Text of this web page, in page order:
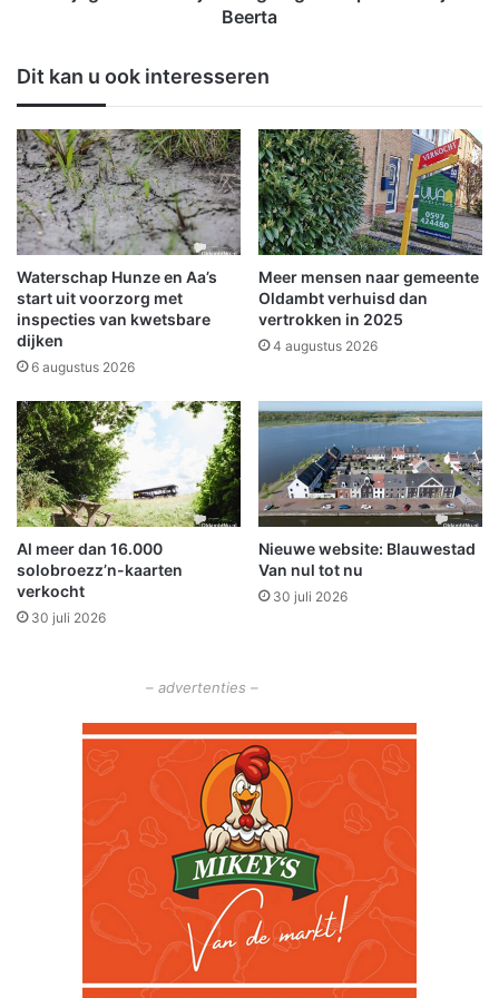
o
r
t
s
p
o
o
r
b
r
u
g
i
W
e
e
n
e
r
i
j
e
r
n
s
t
i
g
o
n
g
e
u
k
o
p
d
e
A
7
b
i
Beerta
Dit kan u ook interesseren
Waterschap Hunze en Aa’s
start uit voorzorg met
inspecties van kwetsbare
dijken
6 augustus 2026
Meer mensen naar gemeente
Oldambt verhuisd dan
vertrokken in 2025
4 augustus 2026
Al meer dan 16.000
solobroezz’n-kaarten
verkocht
30 juli 2026
Nieuwe website: Blauwestad
Van nul tot nu
30 juli 2026
– advertenties –